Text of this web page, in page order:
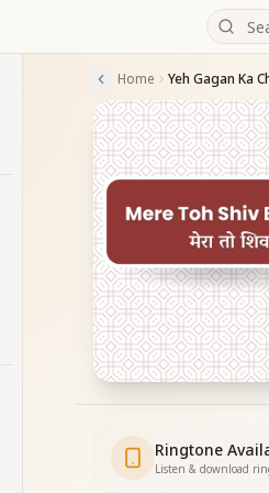
Home Yeh Gagan Ka
Ringtone
Listen & download